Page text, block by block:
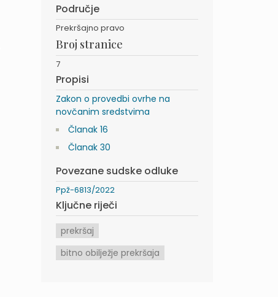
Područje
Prekršajno pravo
Broj stranice
7
Propisi
Zakon o provedbi ovrhe na
novčanim sredstvima
Članak 16
Članak 30
Povezane sudske odluke
Ppž-6813/2022
Ključne riječi
prekršaj
bitno obilježje prekršaja